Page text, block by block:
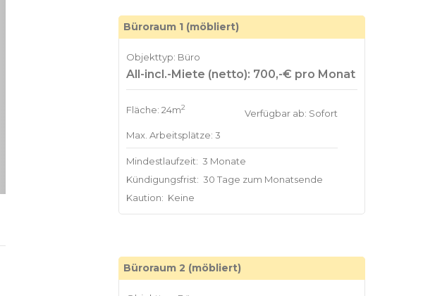
Büroraum 1 (möbliert)
Objekttyp: Büro
All-incl.-Miete (netto): 700,-€ pro Monat
Fläche: 24m2
Max. Arbeitsplätze: 3
Verfügbar ab: Sofort
Mindestlaufzeit: 3 Monate
Kündigungsfrist: 30 Tage zum Monatsende
Kaution: Keine
Büroraum 2 (möbliert)